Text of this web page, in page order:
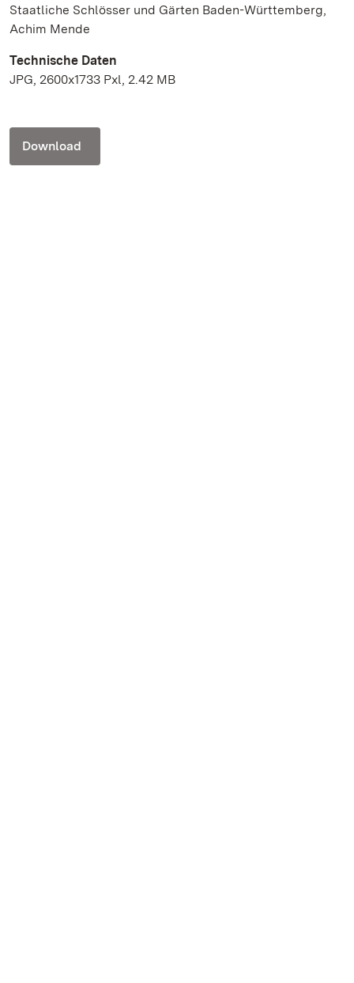
Staatliche Schlösser und Gärten Baden-Württemberg,
Achim Mende
Technische Daten
JPG, 2600x1733 Pxl, 2.42 MB
Download